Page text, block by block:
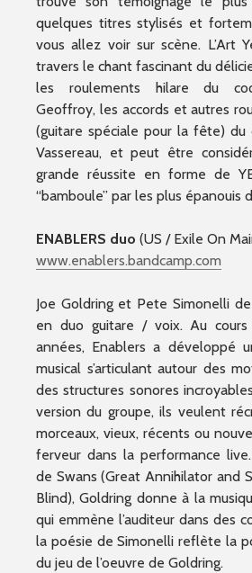
quelques titres stylisés et
vous allez voir sur scène. L’Art
travers le chant fascinant du
les roulements hilare du
Geoffroy, les accords et autres
(guitare spéciale pour la fête) du
Vassereau, et peut être
grande réussite en forme de
“bamboule” par les plus épanouis
ENABLERS duo (US / Exile On
www.enablers.bandcamp.com
Joe Goldring et Pete Simonelli
en duo guitare / voix. Au cours
années, Enablers a développé
musical s’articulant autour des
des structures sonores
version du groupe, ils veulent
morceaux, vieux, récents ou
ferveur dans la performance
de Swans (Great Annihilator and
Blind), Goldring donne à la
qui emmène l’auditeur dans des
la poésie de Simonelli reflète la
du jeu de l’oeuvre de Goldring.